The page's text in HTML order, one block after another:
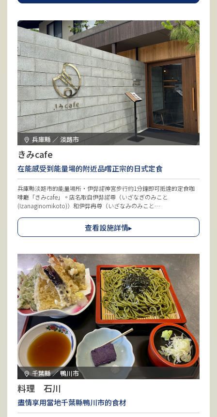
兵庫縣 ／ 淡路市
きみcafe
在能感受到能量場的附近品嚐正宗的日式定食
兵庫縣淡路市的能量場所・伊弉諾神宮步行約1分鐘即可抵達的定食咖
啡廳「きみcafe」。店名取自伊弉諾尊（いざなぎのみこと
(Izanaginomikoto)）和伊弉冉尊（いざなみのみこと
產食材為主，新鮮海鮮定食和炸雞等深受歡迎。以「將日本文化傳遞給
海外」為理念，店內使用了淡路瓦製成的瓷磚等，隨處可見店主希望傳
查看設施詳情▸
千葉縣 ／ 鴨川市
料理 石川
盡情享用當地千葉縣鴨川市的食材